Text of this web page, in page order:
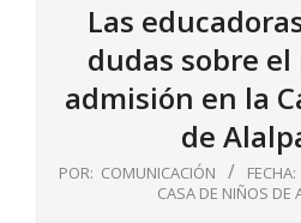
Las
dudas sobre el
admisión en la
de
POR: COMUNICACIÓN FECHA:
CASA DE NIÑOS DE